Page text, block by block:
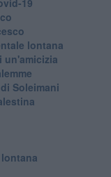
lontana
un'amicizia
Soleimani